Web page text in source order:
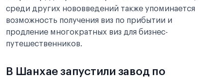
среди других нововведений также упоминается
возможность получения виз по прибытии и
продление многократных виз для бизнес-
путешественников.
В Шанхае запустили завод по